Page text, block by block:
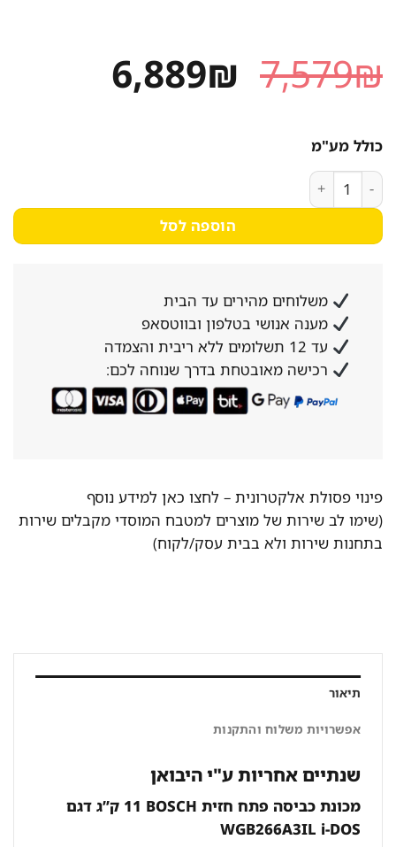
7,579₪ המחיר
המקורי
6,889₪ המחיר
כולל מע"מ
כמות של מכונת כביסה Bosch 11 ק"ג, דגם WGB266A3IL עם מערכת i-DOS מדויקת
הוספה לסל
משלוחים מהירים עד הבית
מענה אנושי בטלפון ובווטסאפ
עד 12 תשלומים ללא ריבית והצמדה
רכישה מאובטחת בדרך שנוחה לכם:
פינוי פסולת אלקטרונית –לחצו כאן למידע נוסף
(שימו לב שירות של מוצרים למטבח המוסדי מקבלים שירות
בתחנות שירות ולא בבית עסק/לקוח)
תיאור
אפשרויות משלוח והתקנות
שנתיים אחריות ע"י היבואן
מכונת כביסה פתח חזית BOSCH ‏11 ק”ג דגם
WGB266A3IL i-DOS